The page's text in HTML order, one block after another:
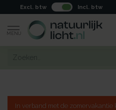
Excl. btw Incl. btw
MENU
In verband met de